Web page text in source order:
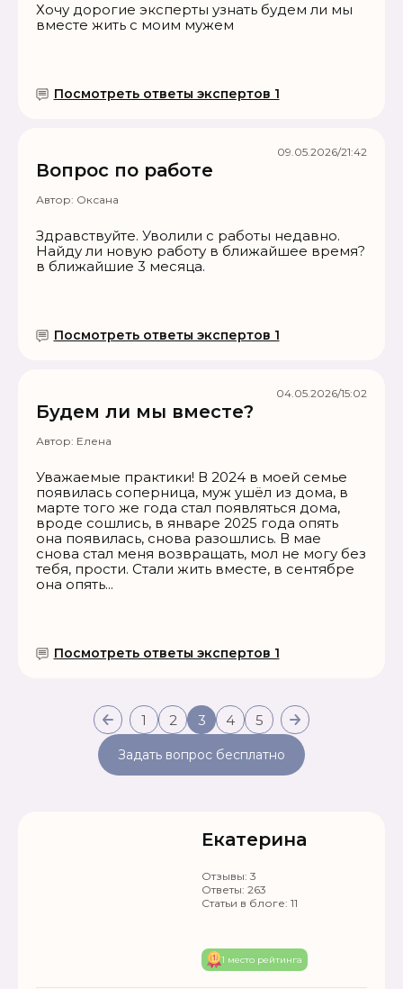
Хочу дорогие эксперты узнать будем ли мы
вместе жить с моим мужем
Посмотреть ответы экспертов 1
Вопрос по работе
Автор: Оксана
Здравствуйте. Уволили с работы недавно.
Найду ли новую работу в ближайшее время?
в ближайшие 3 месяца.
Посмотреть ответы экспертов 1
09.05.2026/21:42
Будем ли мы вместе?
Автор: Елена
Уважаемые практики! В 2024 в моей семье
появилась соперница, муж ушёл из дома, в
марте того же года стал появляться дома,
вроде сошлись, в январе 2025 года опять
она появилась, снова разошлись. В мае
снова стал меня возвращать, мол не могу без
тебя, прости. Стали жить вместе, в сентябре
она опять...
Посмотреть ответы экспертов 1
04.05.2026/15:02
Задать вопрос бесплатно
1 2 3 4 5
Екатерина
Отзывы: 3
Ответы: 263
Статьи в блоге: 11
1 место рейтинга